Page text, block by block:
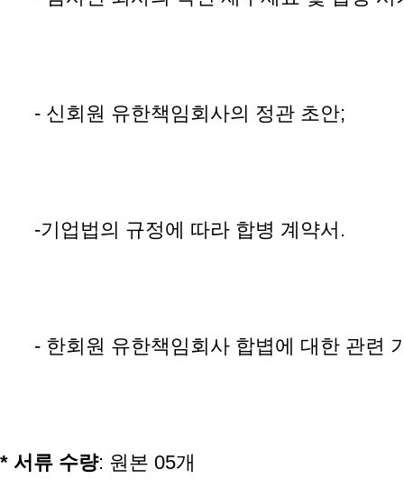
- 신회원 유한책임회사의 정관 초안;
-기업법의 규정에 따라 합병 계약서.
- 한회원 유한책임회사 합볍에 대한 관련
* 서류 수량: 원본 05개